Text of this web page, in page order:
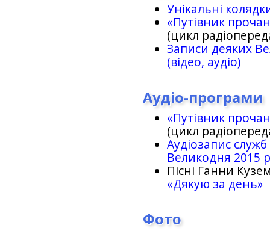
Унікальні
«Путівник
(цикл
Записи деяких
(відео, аудіо)
Аудіо-програми
«Путівник
(цикл
Аудіозапис
Великодня 2015
Пісні Ганни
«Дякую за день»
Фото